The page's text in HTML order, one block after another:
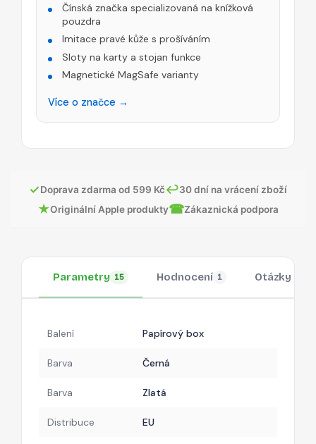
Čínská značka specializovaná na knížková
pouzdra
Imitace pravé kůže s prošíváním
Sloty na karty a stojan funkce
Magnetické MagSafe varianty
Více o značce →
✓Doprava zdarma od 599 Kč↩30 dní na vrácení zboží
★Originální Apple produkty☎Zákaznická podpora
Parametry 15 Hodnocení 1 Otázky
Balení Papírový box
Barva Černá
Barva Zlatá
Distribuce EU